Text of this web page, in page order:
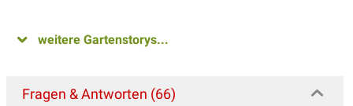
weitere Gartenstorys...
Fragen & Antworten (66)